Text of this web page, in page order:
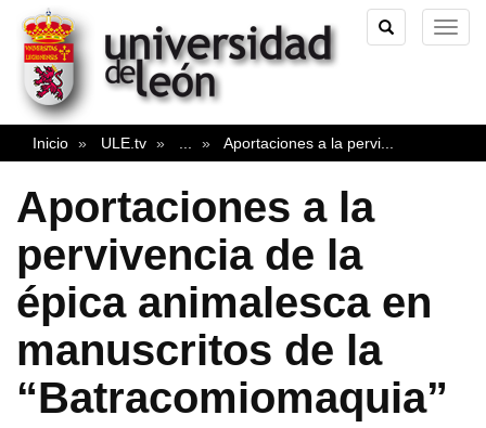
TOGGLE
SEARCH
Inicio ULE.tv Aportaciones a la pervi
Aportaciones a la
pervivencia de la
épica animalesca en
manuscritos de la
“Batracomiomaquia”